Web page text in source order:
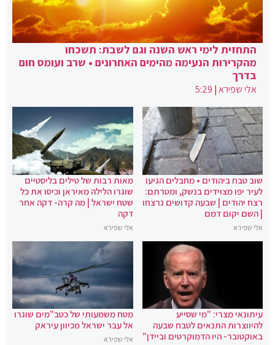
התחזית לימי ראש השנה וגם לשבת: תשכחו
מהקרירות הנעימה מהימים האחרונים • שרב ועומס חום
בדרך
אלי שפירא|
5:29
שוב טבח ביהודים • מחבלים הגיעו
לעיר יפו מצוידים בנשק, ומטרתם:
רצח יהודים | שבעה קדושים נרצחו
| השם יקום דמם
אלי שפירא
מאות רבות של טילים בליסטיים
שוגרו הלילה מאיראן וכיסו את כל
שטח ישראל | מה קרה- דקה אחר
דקה
אלי שפירא
עיתונאי מצרי: "מי שסייע
להיווצרות התנאים לטבח שבעה
באוקטובר- היו הדמוקרטים וביידן"
מטח משמעותי של כטב"מים שוגרו
אל עבר ישראל מכיוון עיראק
אלי שפירא